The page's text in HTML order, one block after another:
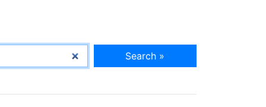
Search »